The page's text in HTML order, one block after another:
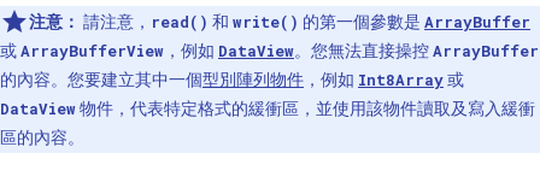
注意： 請注意， read() 和 write() 的第一個參數是 ArrayBuffer
或ArrayBufferView ，例如 DataView。您無法直接操控ArrayBuffer
的內容。您要建立其中一個型別陣列物件 ，例如 Int8Array或
DataView物件，代表特定格式的緩衝區，並使用該物件讀取及寫入緩衝
區的內容。